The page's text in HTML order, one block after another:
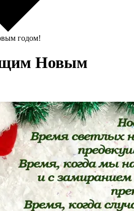
годом!
Новым